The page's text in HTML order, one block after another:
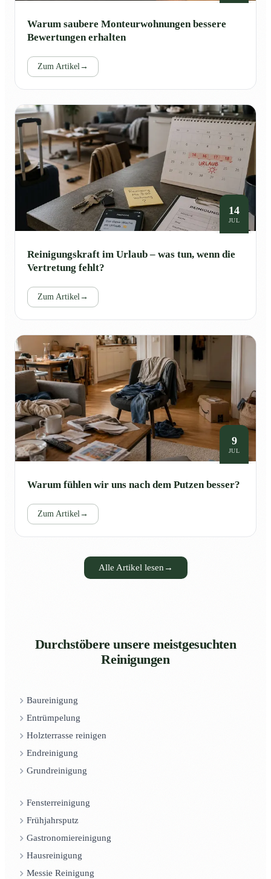
Warum saubere Monteurwohnungen bessere
Bewertungen erhalten
Zum Artikel→
14
JUL
Reinigungskraft im Urlaub – was tun, wenn die
Vertretung fehlt?
Zum Artikel→
9
JUL
Warum fühlen wir uns nach dem Putzen besser?
Zum Artikel→
Alle Artikel lesen →
Durchstöbere unsere meistgesuchten
Reinigungen
Baureinigung
Entrümpelung
Holzterrasse reinigen
Endreinigung
Grundreinigung
Fensterreinigung
Frühjahrsputz
Gastronomiereinigung
Hausreinigung
Messie Reinigung